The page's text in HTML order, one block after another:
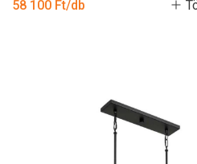
58 100 Ft/db